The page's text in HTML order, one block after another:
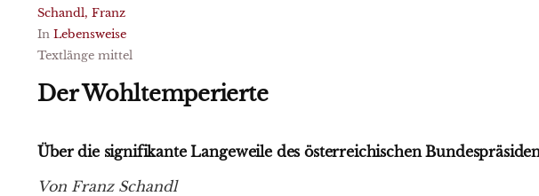
Schandl, Franz
In Lebensweise
Textlänge mittel
Der Wohltemperierte
Über die signifikante Langeweile des österreichischen
Von Franz Schandl